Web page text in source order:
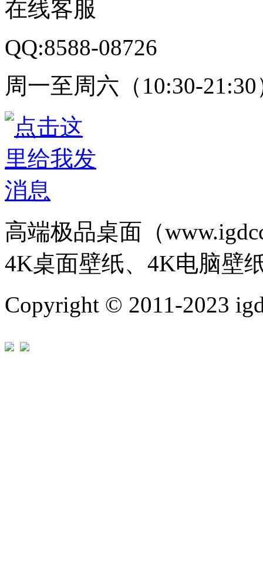
在线客服
QQ:8588-08726
周一至周六（10:30-21:30
高端极品桌面（
4K桌面壁纸、4K电脑壁
Copyright © 2011-2023